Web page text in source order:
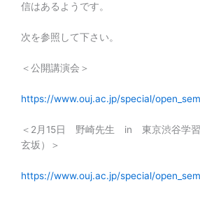
信はあるようです。
次を参照して下さい。
＜公開講演会＞
https://www.ouj.ac.jp/special/
＜2月15日 野崎先生 in 東京渋谷学習
玄坂）＞
https://www.ouj.ac.jp/special/